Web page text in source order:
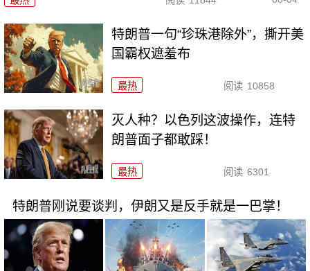
特朗普一句“珍珠港除外”，撕开美
国霸权遮羞布
最热 阅读 10858
灭人种？以色列这波操作，连特
朗普面子都敢踩！
最热 阅读 6301
特朗普刚说要谈判，伊朗又是反手就是一巴掌！